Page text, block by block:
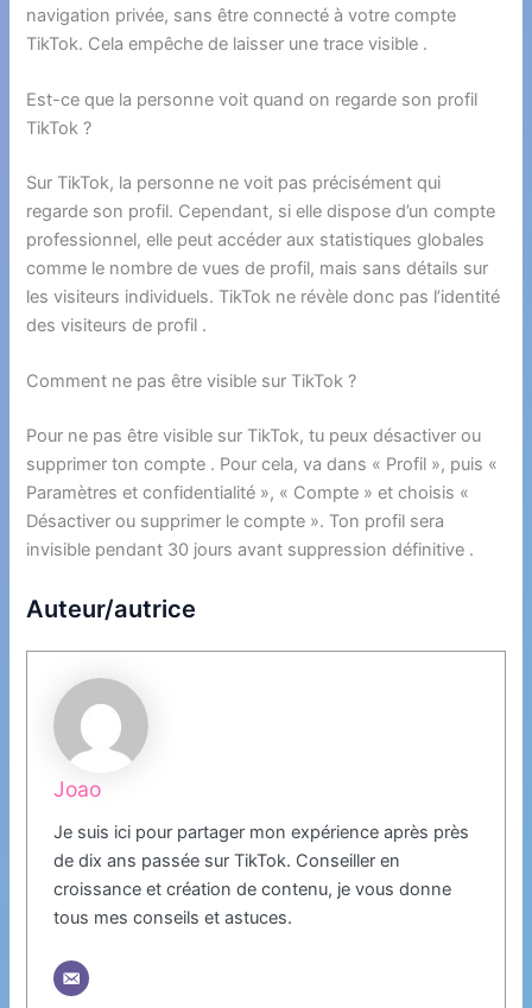
navigation privée, sans être connecté à votre compte
TikTok. Cela empêche de laisser une trace visible .
Est-ce que la personne voit quand on regarde son profil
TikTok ?
Sur TikTok, la personne ne voit pas précisément qui
regarde son profil. Cependant, si elle dispose d’un compte
professionnel, elle peut accéder aux statistiques globales
comme le nombre de vues de profil, mais sans détails sur
les visiteurs individuels. TikTok ne révèle donc pas l’identité
des visiteurs de profil .
Comment ne pas être visible sur TikTok ?
Pour ne pas être visible sur TikTok, tu peux désactiver ou
supprimer ton compte . Pour cela, va dans « Profil », puis «
Paramètres et confidentialité », « Compte » et choisis «
Désactiver ou supprimer le compte ». Ton profil sera
invisible pendant 30 jours avant suppression définitive .
Auteur/autrice
Joao
Je suis ici pour partager mon expérience après près
de dix ans passée sur TikTok. Conseiller en
croissance et création de contenu, je vous donne
tous mes conseils et astuces.